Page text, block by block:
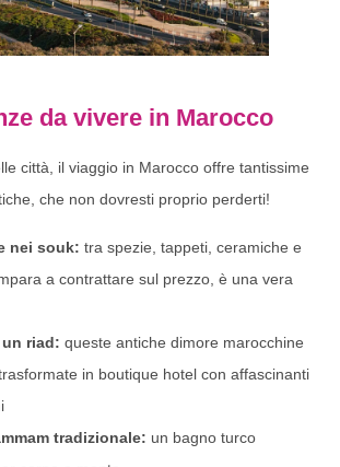
da vivere in Marocco
città, il viaggio in Marocco offre tantissime
che non dovresti proprio perderti!
nei souk: tra spezie, tappeti, ceramiche e
a contrattare sul prezzo, è una vera
riad: queste antiche dimore marocchine
in boutique hotel con affascinanti
tradizionale: un bagno turco